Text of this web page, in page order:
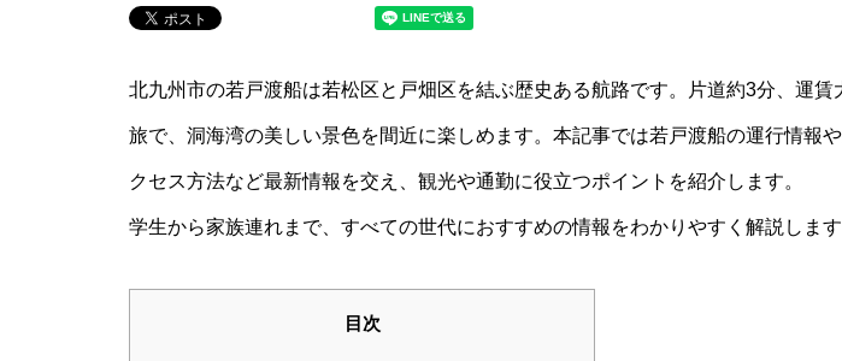
北九州市の若戸渡船は若松区と戸畑区を結ぶ歴史ある航路です。片道約3分、運賃
旅で、洞海湾の美しい景色を間近に楽しめます。本記事では若戸渡船の運行情報
クセス方法など最新情報を交え、観光や通勤に役立つポイントを紹介します。
学生から家族連れまで、すべての世代におすすめの情報をわかりやすく解説します
目次